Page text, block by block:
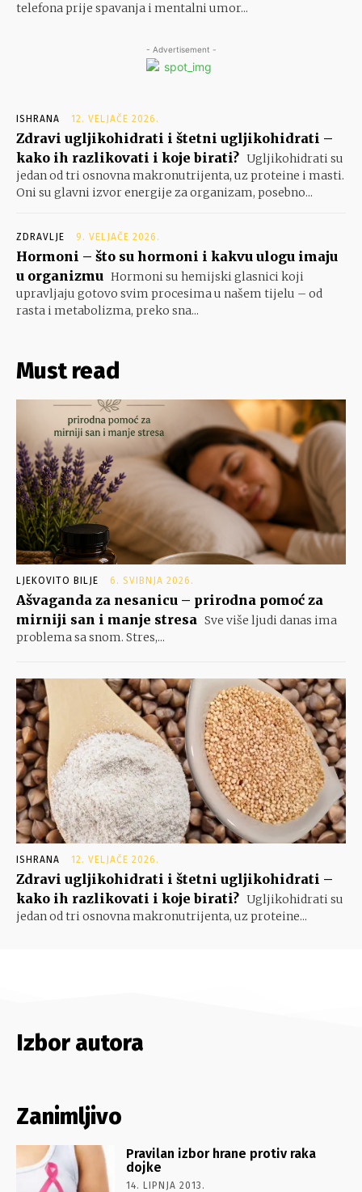
telefona prije spavanja i mentalni umor...
- Advertisement -
ISHRANA 12. VELJAČE 2026.
Zdravi ugljikohidrati i štetni ugljikohidrati –
kako ih razlikovati i koje birati? Ugljikohidrati su
jedan od tri osnovna makronutrijenta, uz proteine i masti.
Oni su glavni izvor energije za organizam, posebno...
ZDRAVLJE 9. VELJAČE 2026.
Hormoni – što su hormoni i kakvu ulogu imaju
u organizmu Hormoni su hemijski glasnici koji
upravljaju gotovo svim procesima u našem tijelu – od
rasta i metabolizma, preko sna...
Must read
LJEKOVITO BILJE 6. SVIBNJA 2026.
Ašvaganda za nesanicu – prirodna pomoć za
mirniji san i manje stresa Sve više ljudi danas ima
problema sa snom. Stres,...
ISHRANA 12. VELJAČE 2026.
Zdravi ugljikohidrati i štetni ugljikohidrati –
kako ih razlikovati i koje birati? Ugljikohidrati su
jedan od tri osnovna makronutrijenta, uz proteine...
Izbor autora
Zanimljivo
Pravilan izbor hrane protiv raka
dojke
14. LIPNJA 2013.